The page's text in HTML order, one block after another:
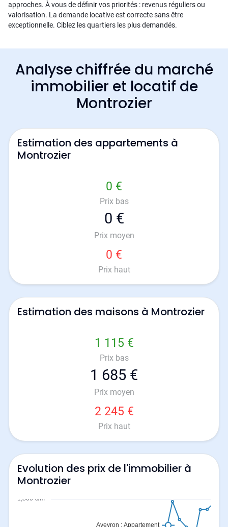
approches. À vous de définir vos priorités : revenus réguliers ou
valorisation. La demande locative est correcte sans être
exceptionnelle. Ciblez les quartiers les plus demandés.
Analyse chiffrée du marché
immobilier et locatif de
Montrozier
Estimation des appartements à
Montrozier
0 €
Prix bas
0 €
Prix moyen
0 €
Prix haut
Estimation des maisons à Montrozier
1 115 €
Prix bas
1 685 €
Prix moyen
2 245 €
Prix haut
Evolution des prix de l'immobilier à
Montrozier